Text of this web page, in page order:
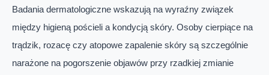
Badania dermatologiczne wskazują na wyraźny związek
między higieną pościeli a kondycją skóry. Osoby cierpiące na
trądzik, rozacę czy atopowe zapalenie skóry są szczególnie
narażone na pogorszenie objawów przy rzadkiej zmianie